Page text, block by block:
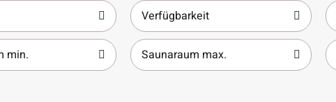
Verfügbarkeit
min. Saunaraum max.